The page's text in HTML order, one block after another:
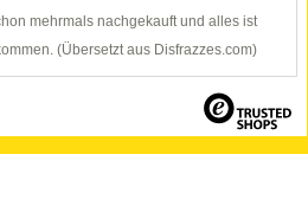
mehrmals nachgekauft und alles ist
(Übersetzt aus Disfrazzes.com)